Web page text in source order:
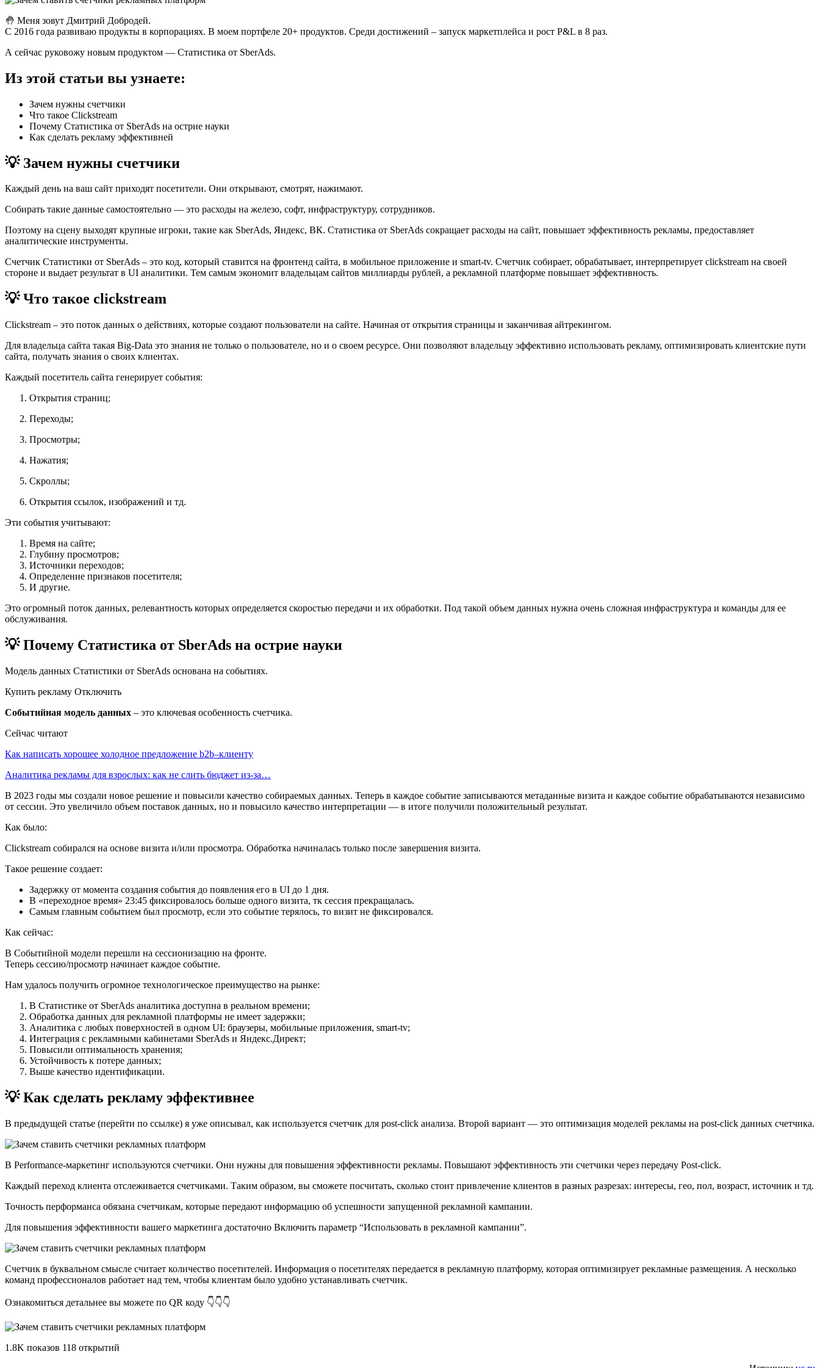
🤚 Меня зовут Дмитрий Добродей.
С 2016 года развиваю продукты в корпорациях. В моем портфеле 20+ продуктов. Среди достижений – запуск маркетплейса и рост P&L в 8 раз.
А сейчас руковожу новым продуктом — Статистика от SberAds.
Из этой статьи вы узнаете:
Зачем нужны счетчики
Что такое Clickstream
Почему Статистика от SberAds на острие науки
Как сделать рекламу эффективней
💡 Зачем нужны счетчики
Каждый день на ваш сайт приходят посетители. Они открывают, смотрят, нажимают.
Собирать такие данные самостоятельно — это расходы на железо, софт, инфраструктуру, сотрудников.
Поэтому на сцену выходят крупные игроки, такие как SberAds, Яндекс, ВК. Статистика от SberAds сокращает расходы на сайт, повышает эффективность рекламы, предоставляет
аналитические инструменты.
Счетчик Статистики от SberAds – это код, который ставится на фронтенд сайта, в мобильное приложение и smart-tv. Счетчик собирает, обрабатывает, интерпретирует clickstream на своей
стороне и выдает результат в UI аналитики. Тем самым экономит владельцам сайтов миллиарды рублей, а рекламной платформе повышает эффективность.
💡 Что такое clickstream
Clickstream – это поток данных о действиях, которые создают пользователи на сайте. Начиная от открытия страницы и заканчивая айтрекингом.
Для владельца сайта такая Big-Data это знания не только о пользователе, но и о своем ресурсе. Они позволяют владельцу эффективно использовать рекламу, оптимизировать клиентские пути
сайта, получать знания о своих клиентах.
Каждый посетитель сайта генерирует события:
Открытия страниц;
Переходы;
Просмотры;
Нажатия;
Скроллы;
Открытия ссылок, изображений и тд.
Эти события учитывают:
Время на сайте;
Глубину просмотров;
Источники переходов;
Определение признаков посетителя;
И другие.
Это огромный поток данных, релевантность которых определяется скоростью передачи и их обработки. Под такой объем данных нужна очень сложная инфраструктура и команды для ее
обслуживания.
💡 Почему Статистика от SberAds на острие науки
Модель данных Статистики от SberAds основана на событиях.
Купить рекламу Отключить
Событийная модель данных – это ключевая особенность счетчика.
Сейчас читают
Как написать хорошее холодное предложение b2b–клиенту
Аналитика рекламы для взрослых: как не слить бюджет из-за…
В 2023 годы мы создали новое решение и повысили качество собираемых данных. Теперь в каждое событие записываются метаданные визита и каждое событие обрабатываются независимо
от сессии. Это увеличило объем поставок данных, но и повысило качество интерпретации — в итоге получили положительный результат.
Как было:
Clickstream собирался на основе визита и/или просмотра. Обработка начиналась только после завершения визита.
Такое решение создает:
Задержку от момента создания события до появления его в UI до 1 дня.
В «переходное время» 23:45 фиксировалось больше одного визита, тк сессия прекращалась.
Самым главным событием был просмотр, если это событие терялось, то визит не фиксировался.
Как сейчас:
В Событийной модели перешли на сессионизацию на фронте.
Теперь сессию/просмотр начинает каждое событие.
Нам удалось получить огромное технологическое преимущество на рынке:
В Статистике от SberAds аналитика доступна в реальном времени;
Обработка данных для рекламной платформы не имеет задержки;
Аналитика с любых поверхностей в одном UI: браузеры, мобильные приложения, smart-tv;
Интеграция с рекламными кабинетами SberAds и Яндекс.Директ;
Повысили оптимальность хранения;
Устойчивость к потере данных;
Выше качество идентификации.
💡 Как сделать рекламу эффективнее
В предыдущей статье (перейти по ссылке) я уже описывал, как используется счетчик для post-click анализа. Второй вариант — это оптимизация моделей рекламы на post-click данных счетчика.
В Performance-маркетинг используются счетчики. Они нужны для повышения эффективности рекламы. Повышают эффективность эти счетчики через передачу Post-click.
Каждый переход клиента отслеживается счетчиками. Таким образом, вы сможете посчитать, сколько стоит привлечение клиентов в разных разрезах: интересы, гео, пол, возраст, источник и тд.
Точность перформанса обязана счетчикам, которые передают информацию об успешности запущенной рекламной кампании.
Для повышения эффективности вашего маркетинга достаточно Включить параметр “Использовать в рекламной кампании”.
Счетчик в буквальном смысле считает количество посетителей. Информация о посетителях передается в рекламную платформу, которая оптимизирует рекламные размещения. А несколько
команд профессионалов работает над тем, чтобы клиентам было удобно устанавливать счетчик.
Ознакомиться детальнее вы можете по QR коду 👇👇👇
1.8K показов 118 открытий